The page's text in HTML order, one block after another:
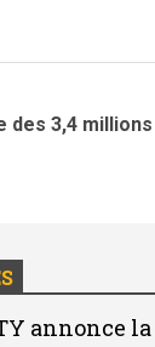
des 3,4
annonce la